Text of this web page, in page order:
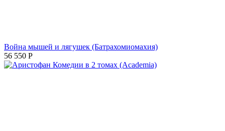
Война мышей и лягушек (Батрахомиомахия)
56 550 Р